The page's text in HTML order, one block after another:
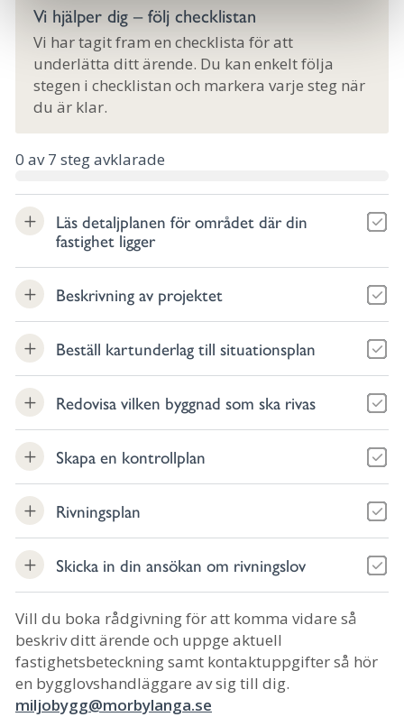
Vi hjälper dig – följ checklistan
Vi har tagit fram en checklista för att
underlätta ditt ärende. Du kan enkelt följa
stegen i checklistan och markera varje steg när
du är klar.
0 av7 steg avklarade
Läs detaljplanen för området där din
fastighet ligger
Beskrivning av projektet
Beställ kartunderlag till situationsplan
Redovisa vilken byggnad som ska rivas
Skapa en kontrollplan
Rivningsplan
Skicka in din ansökan om rivningslov
Vill du boka rådgivning för att komma vidare så
beskriv ditt ärende och uppge aktuell
fastighetsbeteckning samt kontaktuppgifter så hör
en bygglovshandläggare av sig till dig.
miljobygg@morbylanga.se